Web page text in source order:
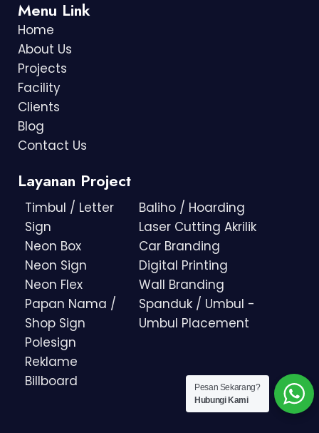
Menu Link
Home
About Us
Projects
Facility
Clients
Blog
Contact Us
Layanan Project
Timbul / Letter
Sign
Neon Box
Neon Sign
Neon Flex
Papan Nama /
Shop Sign
Polesign
Reklame
Billboard
Baliho / Hoarding
Laser Cutting Akrilik
Car Branding
Digital Printing
Wall Branding
Spanduk / Umbul -
Umbul Placement
Pesan Sekarang?
Hubungi Kami